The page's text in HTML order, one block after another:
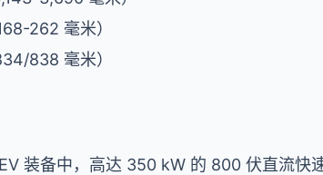
262 毫米）
838 毫米）
装备中，高达 350 kW 的 800 伏直流快